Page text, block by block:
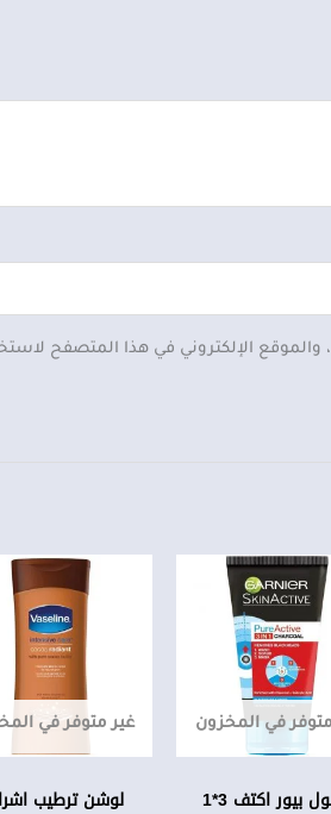
والموقع الإلكتروني في هذا المتصفح
في المخزون
غسول بيور اكتف 3*1
غير متوفر في
لوشن ترطيب